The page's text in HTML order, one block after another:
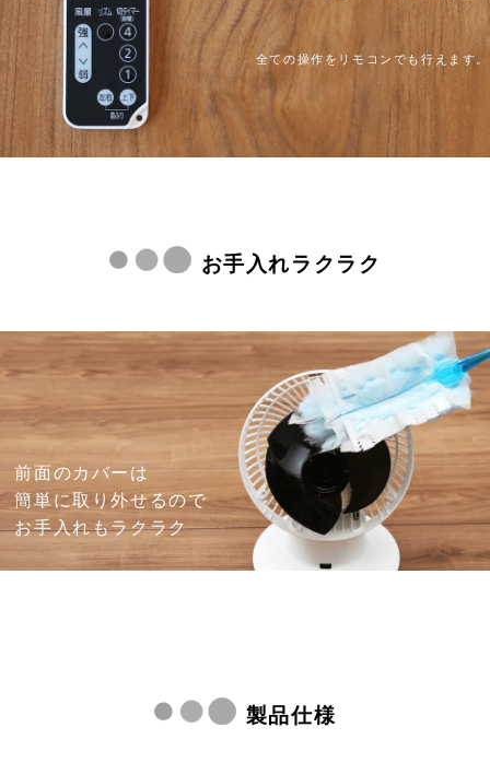
全ての操作をリモコンでも行えます。
お手入れラクラク
前面のカバーは
簡単に取り外せるので
お手入れもラクラク
製品仕様